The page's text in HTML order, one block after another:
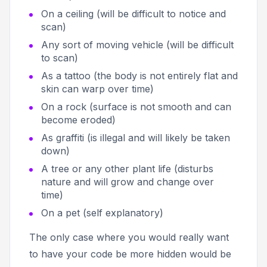
On a ceiling (will be difficult to notice and
scan)
Any sort of moving vehicle (will be difficult
to scan)
As a tattoo (the body is not entirely flat and
skin can warp over time)
On a rock (surface is not smooth and can
become eroded)
As graffiti (is illegal and will likely be taken
down)
A tree or any other plant life (disturbs
nature and will grow and change over
time)
On a pet (self explanatory)
The only case where you would really want
to have your code be more hidden would be